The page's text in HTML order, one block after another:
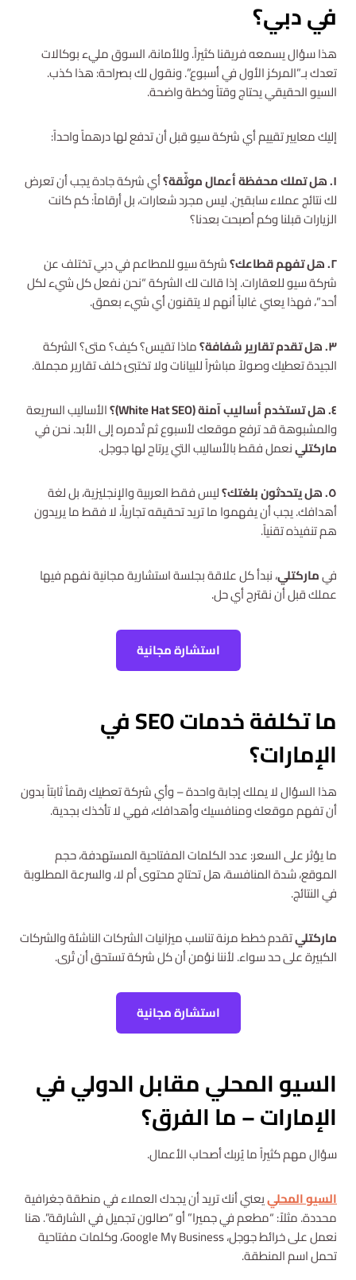
في دبي؟
هذا سؤال يسمعه فريقنا كثيراً. وللأمانة، السوق مليء بوكالات
تعدك بـ”المركز الأول في أسبوع”. ونقول لك بصراحة: هذا كذب.
السيو الحقيقي يحتاج وقتاً وخطة واضحة.
إليك معايير تقييم أي شركة سيو قبل أن تدفع لها درهماً واحداً:
١. هل تملك محفظة أعمال موثّقة؟
أي شركة جادة يجب أن تعرض
لك نتائج عملاء سابقين. ليس مجرد شعارات، بل أرقاماً: كم كانت
الزيارات قبلنا وكم أصبحت بعدنا؟
٢. هل تفهم قطاعك؟
شركة سيو للمطاعم في دبي تختلف عن
شركة سيو للعقارات. إذا قالت لك الشركة “نحن نفعل كل شيء لكل
أحد”، فهذا يعني غالباً أنهم لا يتقنون أي شيء بعمق.
٣. هل تقدم تقارير شفافة؟
ماذا تقيس؟ كيف؟ متى؟ الشركة
الجيدة تعطيك وصولاً مباشراً للبيانات ولا تختبئ خلف تقارير مجملة.
٤. هل تستخدم أساليب آمنة (White Hat SEO)؟
الأساليب السريعة
والمشبوهة قد ترفع موقعك لأسبوع ثم تُدمره إلى الأبد. نحن في
ماركتلينعمل فقط بالأساليب التي يرتاح لها جوجل.
٥. هل يتحدثون بلغتك؟
ليس فقط العربية والإنجليزية، بل لغة
أهدافك. يجب أن يفهموا ما تريد تحقيقه تجارياً، لا فقط ما يريدون
هم تنفيذه تقنياً.
فيماركتلي، نبدأ كل علاقة بجلسة استشارية مجانية نفهم فيها
عملك قبل أن نقترح أي حل.
استشارة مجانية
ما تكلفة خدمات SEO في
الإمارات؟
هذا السؤال لا يملك إجابة واحدة – وأي شركة تعطيك رقماً ثابتاً بدون
أن تفهم موقعك ومنافسيك وأهدافك، فهي لا تأخذك بجدية.
ما يؤثر على السعر: عدد الكلمات المفتاحية المستهدفة، حجم
الموقع، شدة المنافسة، هل تحتاج محتوى أم لا، والسرعة المطلوبة
في النتائج.
ماركتليتقدم خطط مرنة تناسب ميزانيات الشركات الناشئة والشركات
الكبيرة على حد سواء. لأننا نؤمن أن كل شركة تستحق أن تُرى.
استشارة مجانية
السيو المحلي مقابل الدولي في
الإمارات – ما الفرق؟
سؤال مهم كثيراً ما يُربك أصحاب الأعمال.
السيو المحلييعني أنك تريد أن يجدك العملاء في منطقة جغرافية
محددة. مثلاً: “مطعم في جميرا” أو “صالون تجميل في الشارقة”. هنا
نعمل على خرائط جوجل، Google My Business، وكلمات مفتاحية
تحمل اسم المنطقة.